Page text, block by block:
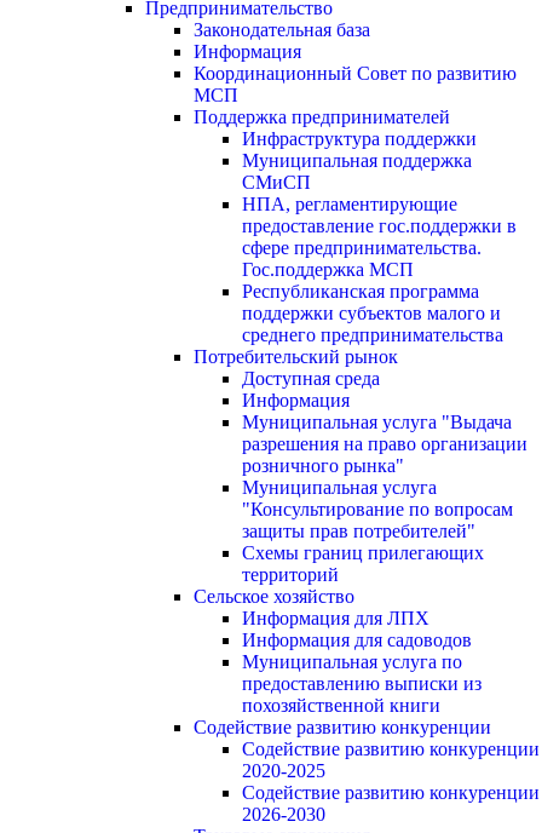
Предпринимательство
Законодательная база
Информация
Координационный Совет по развитию
МСП
Поддержка предпринимателей
Инфраструктура поддержки
Муниципальная поддержка
СМиСП
НПА, регламентирующие
предоставление гос.поддержки в
сфере предпринимательства.
Гос.поддержка МСП
Республиканская программа
поддержки субъектов малого и
среднего предпринимательства
Потребительский рынок
Доступная среда
Информация
Муниципальная услуга "Выдача
разрешения на право организации
розничного рынка"
Муниципальная услуга
"Консультирование по вопросам
защиты прав потребителей"
Схемы границ прилегающих
территорий
Сельское хозяйство
Информация для ЛПХ
Информация для садоводов
Муниципальная услуга по
предоставлению выписки из
похозяйственной книги
Содействие развитию конкуренции
Содействие развитию конкуренции
2020-2025
Содействие развитию конкуренции
2026-2030